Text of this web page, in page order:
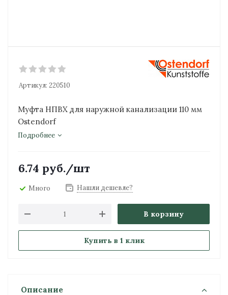
Артикул: 220510
Муфта НПВХ для наружной канализации 110 мм
Ostendorf
Подробнее
6.74 руб./шт
Много Нашли дешевле?
В корзину
Купить в 1 клик
Описание